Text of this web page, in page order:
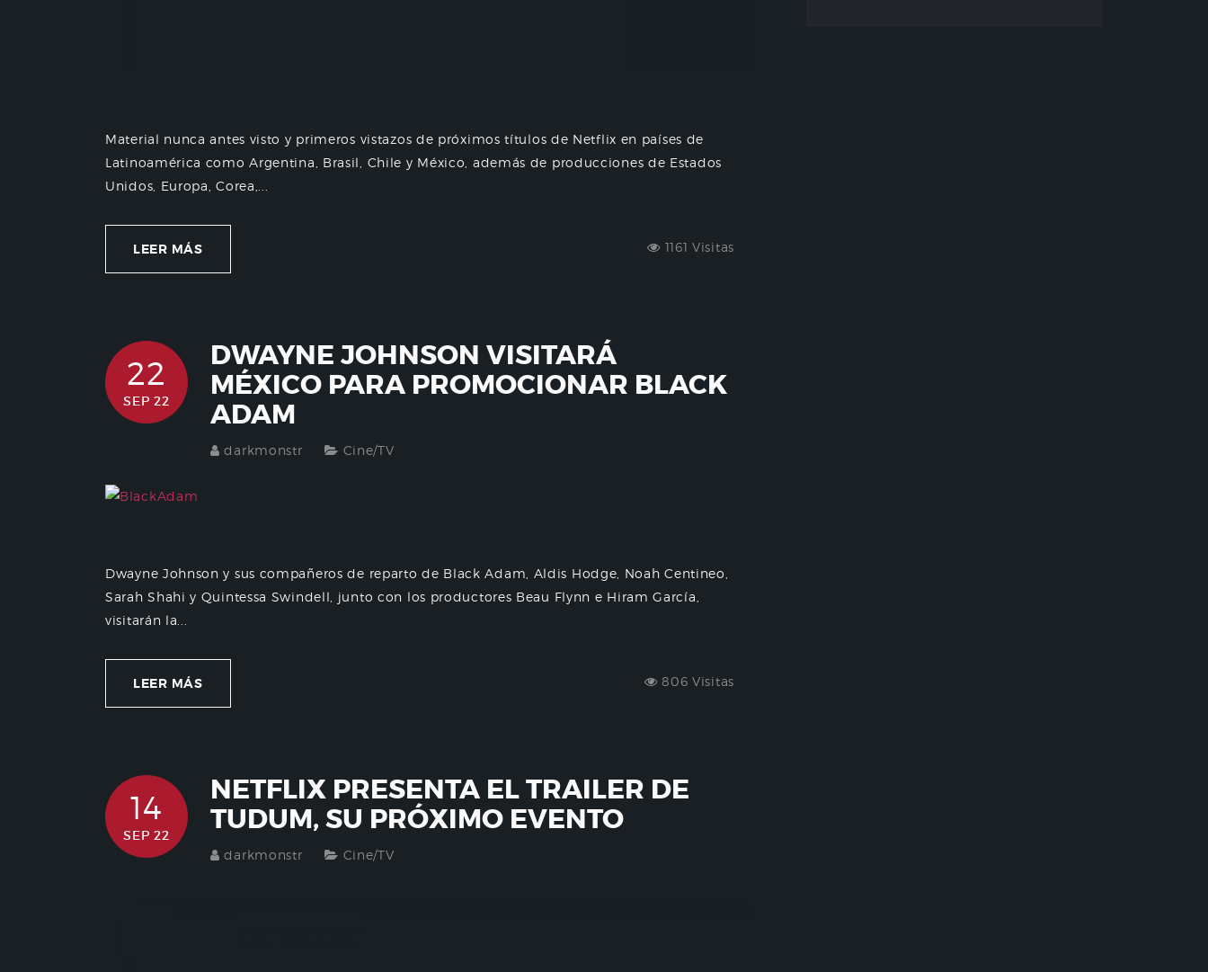
Material nunca antes visto y primeros vistazos de próximos títulos de Netflix en países de
Latinoamérica como Argentina, Brasil, Chile y México, además de producciones de Estados
Unidos, Europa, Corea,...
LEER MÁS 1161 Visitas
22
SEP 22
DWAYNE JOHNSON VISITARÁ
MÉXICO PARA PROMOCIONAR BLACK
ADAM
darkmonstr Cine/TV
Dwayne Johnson y sus compañeros de reparto de Black Adam, Aldis Hodge, Noah Centineo,
Sarah Shahi y Quintessa Swindell, junto con los productores Beau Flynn e Hiram García,
visitarán la...
LEER MÁS 806 Visitas
14
SEP 22
NETFLIX PRESENTA EL TRAILER DE
TUDUM, SU PRÓXIMO EVENTO
darkmonstr Cine/TV